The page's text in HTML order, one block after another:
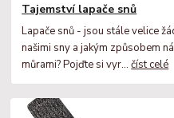
Tajemství lapače snů
Lapače snů - jsou stále velice
našimi sny a jakým způsobem
můrami? Pojďte si vyr...číst celé